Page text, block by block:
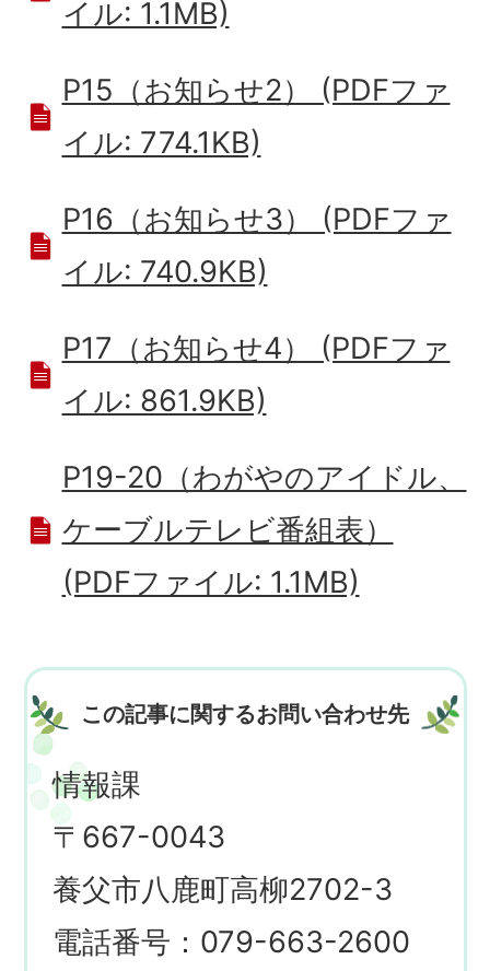
イル: 1.1MB)
P15（お知らせ2） (PDFファ
イル: 774.1KB)
P16（お知らせ3） (PDFファ
イル: 740.9KB)
P17（お知らせ4） (PDFファ
イル: 861.9KB)
P19-20（わがやのアイドル、
ケーブルテレビ番組表）
(PDFファイル: 1.1MB)
この記事に関するお問い合わせ先
情報課
〒667-0043
養父市八鹿町高柳2702-3
電話番号：079-663-2600